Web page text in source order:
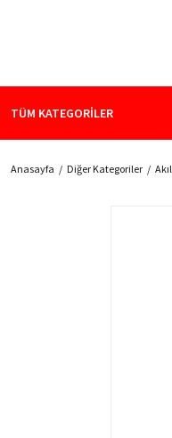
TÜM KATEGORİLER
Anasayfa Diğer Kategoriler